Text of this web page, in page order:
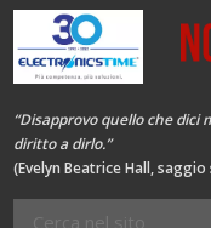
“Disapprovo quello che
diritto a dirlo.”
(Evelyn Beatrice Hall,